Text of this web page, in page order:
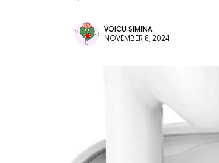
VOICU SIMINA
NOVEMBER 8, 2024